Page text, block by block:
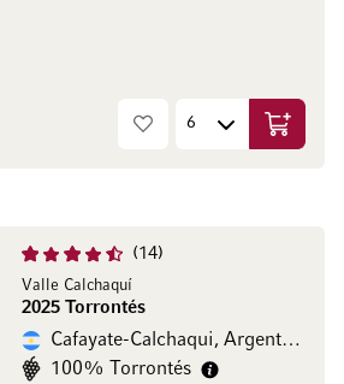
Ajouter
14
Valle Calchaquí
2025 Torrontés
Cafayate-Calchaqui, Argentine
100% Torrontés